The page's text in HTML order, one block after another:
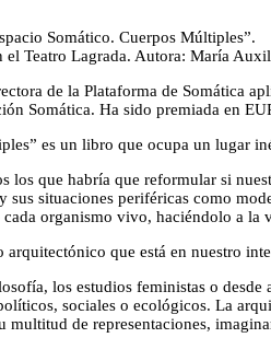
Somático. Cuerpos Múltiples”.
el Teatro Lagrada. Autora: María
de la Plataforma de Somática
Somática. Ha sido premiada en
es un libro que ocupa un lugar
los que habría que reformular si
sus situaciones periféricas como
organismo vivo, haciéndolo a la
que está en nuestro
los estudios feministas o
sociales o ecológicos. La
multitud de representaciones,